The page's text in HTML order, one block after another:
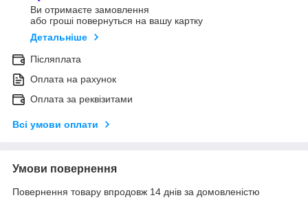
Ви отримаєте замовлення
або гроші повернуться на вашу картку
Детальніше
Післяплата
Оплата на рахунок
Оплата за реквізитами
Всі умови оплати
Умови повернення
Повернення товару впродовж 14 днів за домовленістю